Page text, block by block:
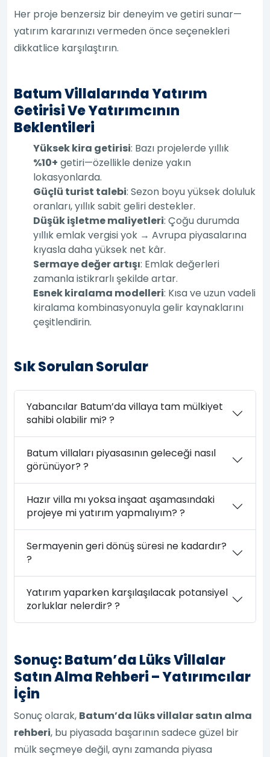
Her proje benzersiz bir deneyim ve getiri sunar—
yatırım kararınızı vermeden önce seçenekleri
dikkatlice karşılaştırın.
Batum Villalarında Yatırım
Getirisi Ve Yatırımcının
Beklentileri
Yüksek kira getirisi: Bazı projelerde yıllık
%10+ getiri—özellikle denize yakın
lokasyonlarda.
Güçlü turist talebi: Sezon boyu yüksek doluluk
oranları, yıllık sabit geliri destekler.
Düşük işletme maliyetleri: Çoğu durumda
yıllık emlak vergisi yok → Avrupa piyasalarına
kıyasla daha yüksek net kâr.
Sermaye değer artışı: Emlak değerleri
zamanla istikrarlı şekilde artar.
Esnek kiralama modelleri: Kısa ve uzun vadeli
kiralama kombinasyonuyla gelir kaynaklarını
çeşitlendirin.
Sık Sorulan Sorular
Yabancılar Batum’da villaya tam mülkiyet
sahibi olabilir mi? ?
Batum villaları piyasasının geleceği nasıl
görünüyor? ?
Hazır villa mı yoksa inşaat aşamasındaki
projeye mi yatırım yapmalıyım? ?
Sermayenin geri dönüş süresi ne kadardır?
?
Yatırım yaparken karşılaşılacak potansiyel
zorluklar nelerdir? ?
Sonuç: Batum’da Lüks Villalar
Satın Alma Rehberi – Yatırımcılar
İçin
Sonuç olarak, Batum’da lüks villalar satın alma
rehberi, bu piyasada başarının sadece güzel bir
mülk seçmeye değil, aynı zamanda piyasa